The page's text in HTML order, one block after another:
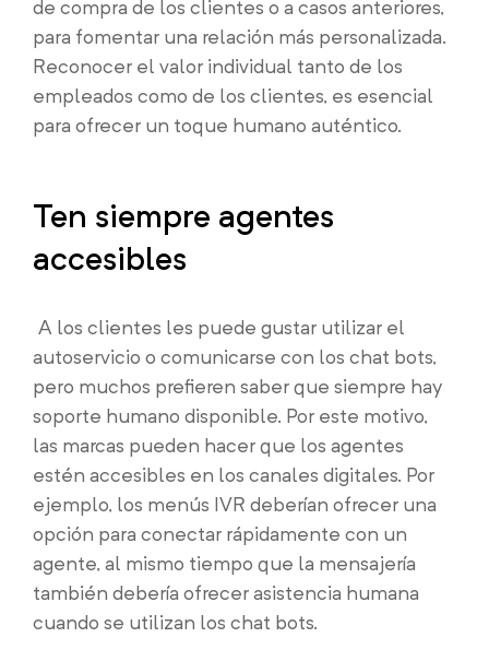
de compra de los clientes o a casos anteriores,
para fomentar una relación más personalizada.
Reconocer el valor individual tanto de los
empleados como de los clientes, es esencial
para ofrecer un toque humano auténtico.
Ten siempre agentes
accesibles
A los clientes les puede gustar utilizar el
autoservicio o comunicarse con los chat bots,
pero muchos prefieren saber que siempre hay
soporte humano disponible. Por este motivo,
las marcas pueden hacer que los agentes
estén accesibles en los canales digitales. Por
ejemplo, los menús IVR deberían ofrecer una
opción para conectar rápidamente con un
agente, al mismo tiempo que la mensajería
también debería ofrecer asistencia humana
cuando se utilizan los chat bots.